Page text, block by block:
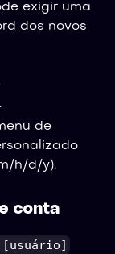
exigir uma
dos novos
de
h/d/y).
conta
[usuário]